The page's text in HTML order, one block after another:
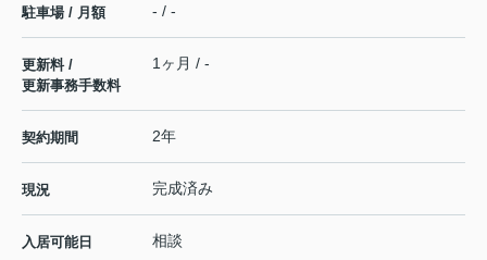
駐車場 / 月額 - / -
更新料 /
更新事務手数料
1ヶ月 / -
契約期間 2年
現況 完成済み
入居可能日 相談